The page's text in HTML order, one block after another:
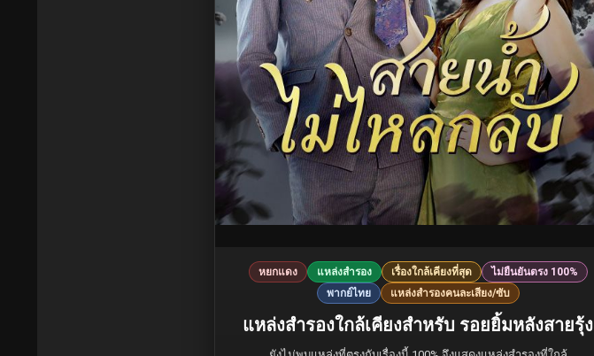
หยกแดง แหล่งสำรอง เรื่องใกล้เคียงที่สุด
ไม่ยืนยันตรง 100%
พากย์ไทย
แหล่งสำรองคนละเสียง/ซับ
แหล่งสำรองใกล้เคียงสำหรับ รอยยิ้มหลังสายรุ้ง